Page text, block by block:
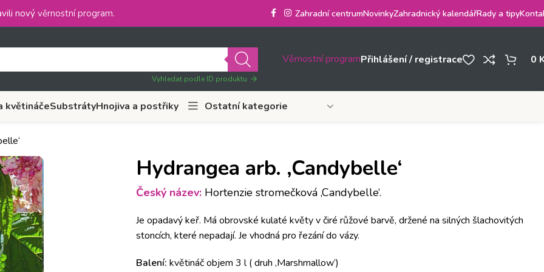
nový věrnostní program. Zahradní centrumNovinkyZahradnický kalendářRady a tipy
Vyhledat podle ID produktu
Věrnostní programPřihlášení / registrace 0
květináčeSubstrátyHnojiva a postřiky Ostatní kategorie
Hydrangea arb. ‚Candybelle‘
Český název:Hortenzie stromečková ‚Candybelle‘.
Je opadavý keř. Má obrovské kulaté květy v čiré růžové barvě, držené na silných šlachovitých
stoncích, které nepadají. Je vhodná pro řezání do vázy.
Balení: květináč objem 3 l ( druh ‚Marshmallow‘)